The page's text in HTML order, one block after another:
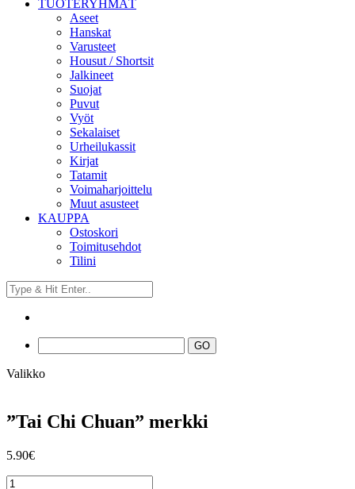
TUOTERYHMÄT
Aseet
Hanskat
Varusteet
Housut / Shortsit
Jalkineet
Suojat
Puvut
Vyöt
Sekalaiset
Urheilukassit
Kirjat
Tatamit
Voimaharjoittelu
Muut asusteet
KAUPPA
Ostoskori
Toimitusehdot
Tilini
Valikko
”Tai Chi Chuan” merkki
5.90€
"Tai